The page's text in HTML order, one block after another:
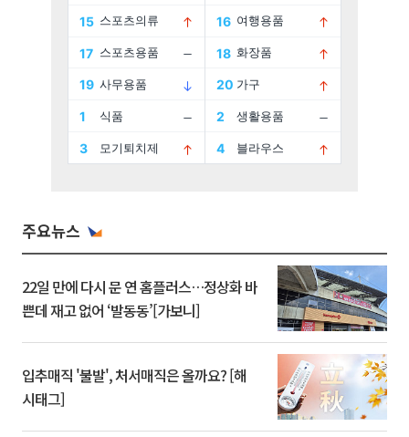
주요뉴스
22일 만에 다시 문 연 홈플러스…정상화 바
쁜데 재고 없어 ‘발동동’[가보니]
입추매직 '불발', 처서매직은 올까요? [해
시태그]